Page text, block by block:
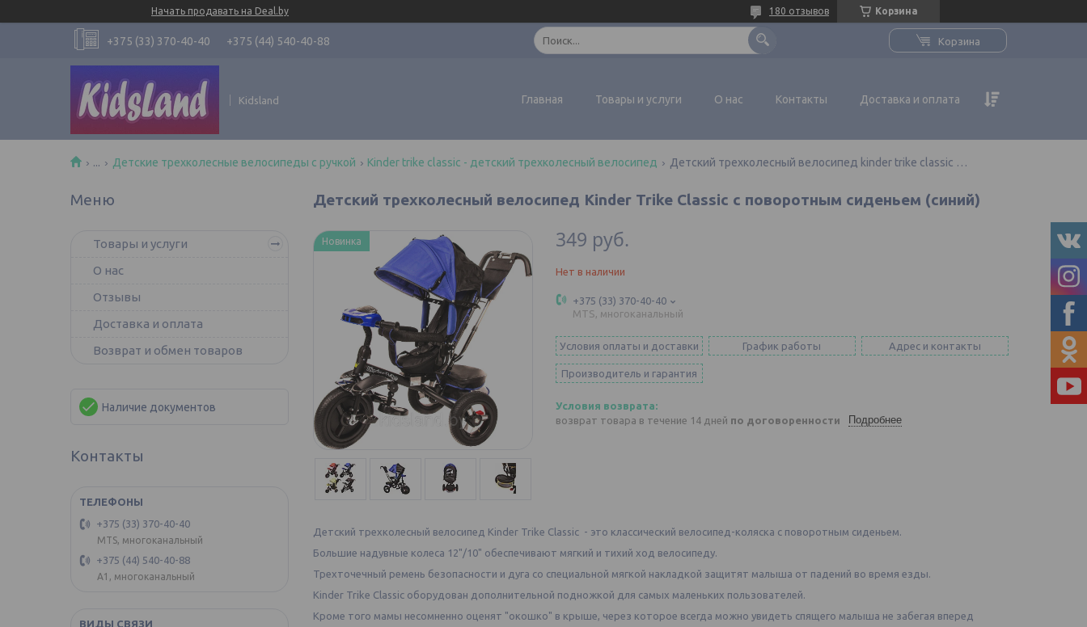
Начать продавать на Deal.by Корзина
180 отзывов
+375 (33) 370-40-40 +375 (44) 540-40-88 Корзина
Kidsland Главная Товары и услуги О нас Контакты Доставка и оплата
... Детские трехколесные велосипеды с ручкой Kinder trike classic - детский трехколесный велосипед Детский трехколесный велосипед kinder trike classic с поворотным сиденьем (синий)
Детский трехколесный велосипед Kinder Trike Classic с поворотным сиденьем (синий)
Новинка 349 руб.
Нет в наличии
+375 (33) 370-40-40
MTS, многоканальный
Условия оплаты и доставки График работы Адрес и контакты
Производитель и гарантия
возврат товара в течение 14 дней по договоренности Подробнее
Детский трехколесный велосипед Kinder Trike Classic - это классический велосипед-коляска с поворотным сиденьем.
Большие надувные колеса 12"/10" обеспечивают мягкий и тихий ход велосипеду.
Трехточечный ремень безопасности и дуга со специальной мягкой накладкой защитят малыша от падений во время езды.
Kinder Trike Classic оборудован дополнительной подножкой для самых маленьких пользователей.
Кроме того мамы несомненно оценят "окошко" в крыше, через которое всегда можно увидеть спящего малыша не забегая вперед
Товары и услуги
О нас
Отзывы
Доставка и оплата
Возврат и обмен товаров
Наличие документов
Контакты
+375 (33) 370-40-40
MTS, многоканальный
+375 (44) 540-40-88
А1, многоканальный